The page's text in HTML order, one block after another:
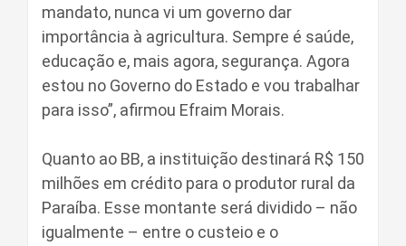
mandato, nunca vi um governo dar
importância à agricultura. Sempre é saúde,
educação e, mais agora, segurança. Agora
estou no Governo do Estado e vou trabalhar
para isso”, afirmou Efraim Morais.
Quanto ao BB, a instituição destinará R$ 150
milhões em crédito para o produtor rural da
Paraíba. Esse montante será dividido – não
igualmente – entre o custeio e o